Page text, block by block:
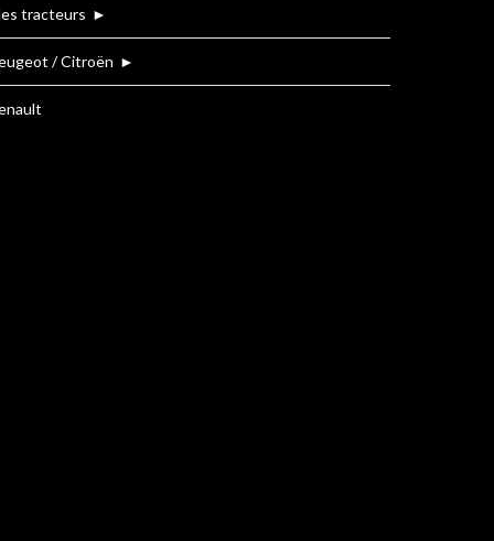
tracteurs ►
/ Citroën ►